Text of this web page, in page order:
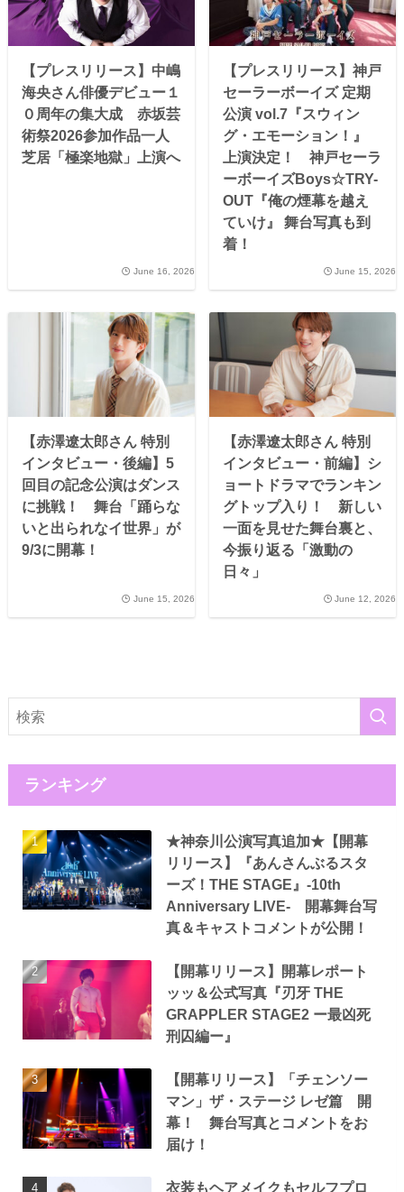
【プレスリリース】中嶋
海央さん俳優デビュー１
０周年の集大成 赤坂芸
術祭2026参加作品一人
芝居「極楽地獄」上演へ
June 16, 2026
【プレスリリース】神戸
セーラーボーイズ 定期
公演 vol.7『スウィン
グ・エモーション！』
上演決定！ 神戸セーラ
ーボーイズBoys☆TRY-
OUT『俺の煙幕を越え
ていけ』 舞台写真も到
着！
June 15, 2026
【赤澤遼太郎さん 特別
インタビュー・後編】5
回目の記念公演はダンス
に挑戦！ 舞台「踊らな
いと出られなイ世界」が
9/3に開幕！
June 15, 2026
【赤澤遼太郎さん 特別
インタビュー・前編】シ
ョートドラマでランキン
グトップ入り！ 新しい
一面を見せた舞台裏と、
今振り返る「激動の
日々」
June 12, 2026
ランキング
★神奈川公演写真追加★【開幕
リリース】『あんさんぶるスタ
ーズ！THE STAGE』-10th
Anniversary LIVE- 開幕舞台写
真＆キャストコメントが公開！
【開幕リリース】開幕レポート
ッッ＆公式写真『刃牙 THE
GRAPPLER STAGE2 ー最凶死
刑囚編ー』
【開幕リリース】「チェンソー
マン」ザ・ステージ レゼ篇 開
幕！ 舞台写真とコメントをお
届け！
衣装もヘアメイクもセルフプロ